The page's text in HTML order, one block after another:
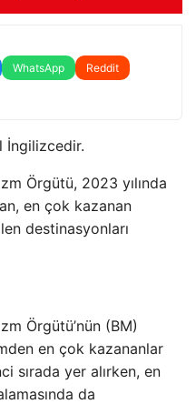
WhatsApp
Reddit
İngilizcedir.
Örgütü, 2023 yılında
en çok kazanan
destinasyonları
Örgütü’nün (BM)
en çok kazananlar
sırada yer alırken, en
da